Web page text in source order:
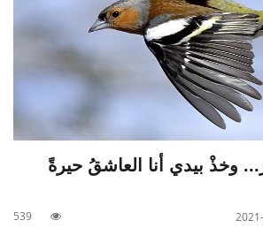
وخذْ بيدي أنا العاشقُ حيرةً
539